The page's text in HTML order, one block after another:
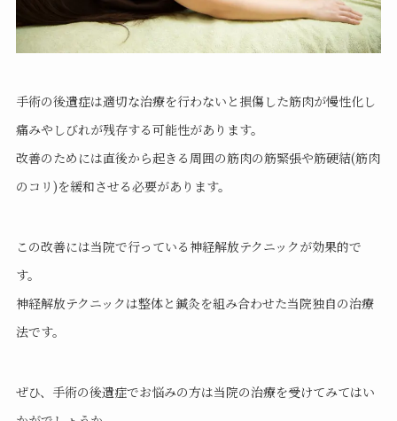
手術の後遺症は適切な治療を行わないと損傷した筋肉が慢性化し
痛みやしびれが残存する可能性があります。
改善のためには直後から起きる周囲の筋肉の筋緊張や筋硬結(筋肉
のコリ)を緩和させる必要があります。
この改善には当院で行っている神経解放テクニックが効果的で
す。
神経解放テクニックは整体と鍼灸を組み合わせた当院独自の治療
法です。
ぜひ、手術の後遺症でお悩みの方は当院の治療を受けてみてはい